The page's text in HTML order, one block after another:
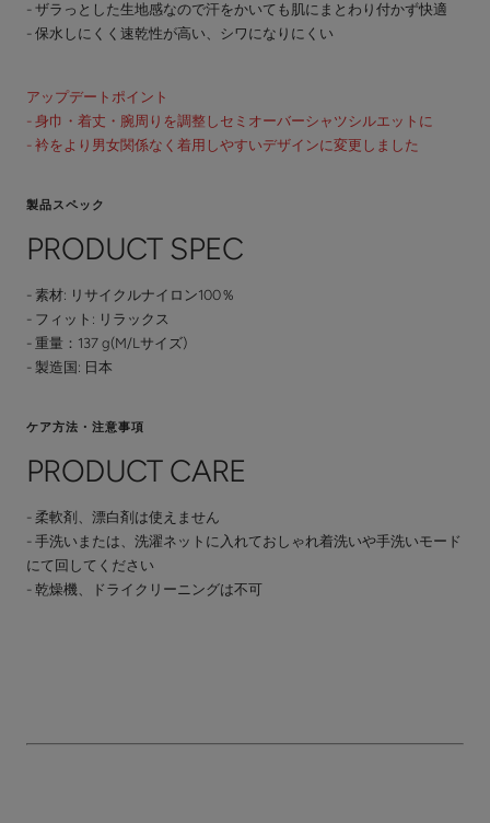
- ザラっとした生地感なので汗をかいても肌にまとわり付かず快適
- 保水しにくく速乾性が高い、シワになりにくい
アップデートポイント
- 身巾・着丈・腕周りを調整しセミオーバーシャツシルエットに
- 衿をより男女関係なく着用しやすいデザインに変更しました
製品スペック
PRODUCT SPEC
- 素材: リサイクルナイロン100％
- フィット: リラックス
- 重量：137 g(M/Lサイズ)
- 製造国: 日本
ケア方法・注意事項
PRODUCT CARE
- 柔軟剤、漂白剤は使えません
- 手洗いまたは、洗濯ネットに入れておしゃれ着洗いや手洗いモード
にて回してください
- 乾燥機、ドライクリーニングは不可